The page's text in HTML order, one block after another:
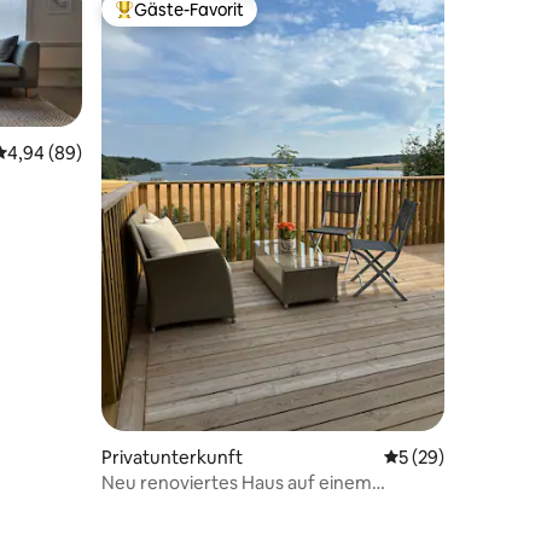
Bewertungen
Bewertung: 4,94 von 5, 89 Bewertungen
4,94 (89)
Beliebter Gäste-Favorit.
Gäste-Favorit
Privatunterkunft Durchschnittliche
5 (29)
Neu renoviertes Haus auf einem